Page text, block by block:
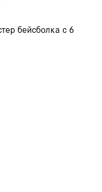
бейсболка с 6